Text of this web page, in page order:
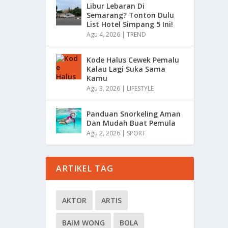
Libur Lebaran Di
Semarang? Tonton Dulu
List Hotel Simpang 5 Ini!
Agu 4, 2026 |TREND
Kode Halus Cewek Pemalu
Kalau Lagi Suka Sama
Kamu
Agu 3, 2026 | LIFESTYLE
Panduan Snorkeling Aman
Dan Mudah Buat Pemula
Agu 2, 2026 | SPORT
ARTIKEL TAG
AKTOR ARTIS
BAIM WONG BOLA